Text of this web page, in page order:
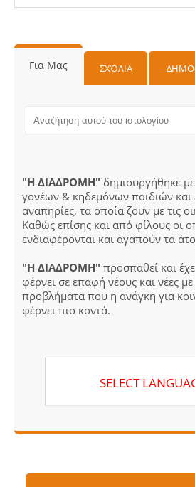
Για Μας ΣΧΌΛΙΑ
"Η ΔΙΑΔΡΟΜΗ" δημιουργήθηκε
γονέων & κηδεμόνων παιδιών
αναπηρίες, τα οποία ζουν με τις
Καθώς επίσης και από φίλους οι
ενδιαφέρονται και αγαπούν τα
"Η ΔΙΑΔΡΟΜΗ" προσπαθεί και
φέρνει σε επαφή νέους και νέες με
προβλήματα που η ανάγκη για
φέρνει πιο κοντά.
SELECT